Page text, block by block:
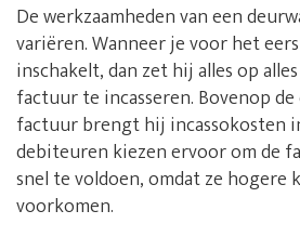
De werkzaamheden van een
variëren. Wanneer je voor het
inschakelt, dan zet hij alles op
factuur te incasseren. Bovenop
factuur brengt hij incassokosten
debiteuren kiezen ervoor om de
snel te voldoen, omdat ze hogere
voorkomen.